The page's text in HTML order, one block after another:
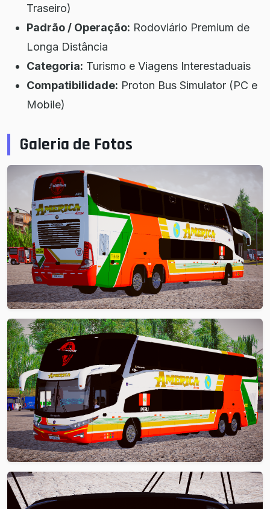
Traseiro)
Padrão / Operação: Rodoviário Premium de
Longa Distância
Categoria: Turismo e Viagens Interestaduais
Compatibilidade: Proton Bus Simulator (PC e
Mobile)
Galeria de Fotos